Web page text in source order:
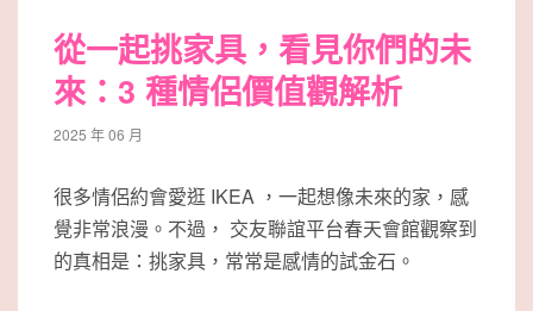
從一起挑家具，看見你們的未
來：3 種情侶價值觀解析
2025 年 06 月
很多情侶約會愛逛 IKEA ，一起想像未來的家，感
覺非常浪漫。不過， 交友聯誼平台春天會館觀察到
的真相是：挑家具，常常是感情的試金石。